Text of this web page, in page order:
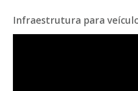
Infraestrutura para